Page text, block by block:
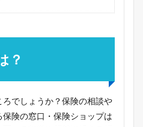
？
でしょうか？保険の相談や
険の窓口・保険ショップは